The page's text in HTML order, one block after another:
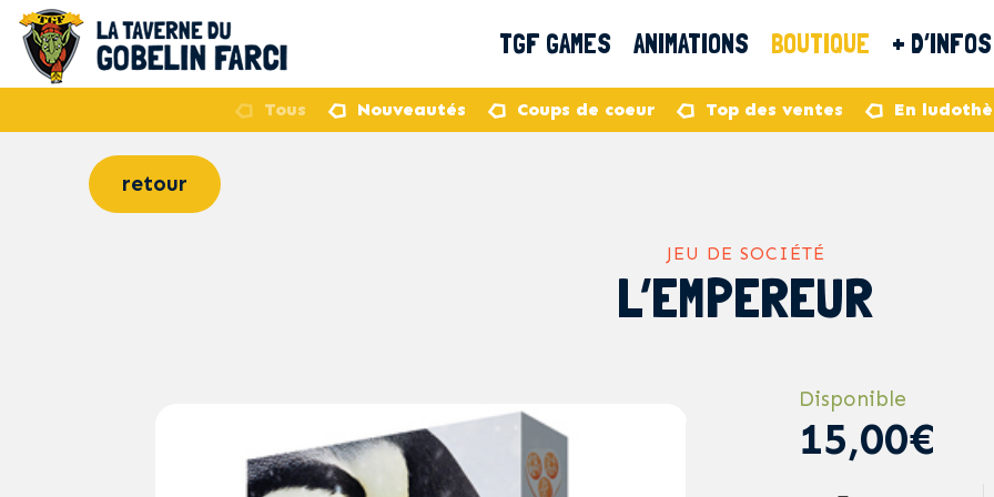
TGF GAMES ANIMATIONS BOUTIQUE + D’INFOS
Tous Nouveautés Coups de coeur Top des ventes En
retour
JEU DE SOCIÉTÉ
L’EMPEREUR
Disponible
15,00€